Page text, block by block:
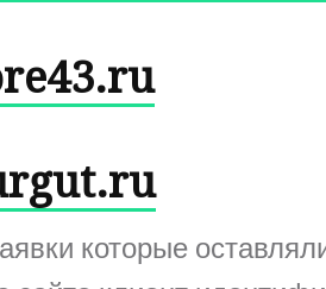
которые